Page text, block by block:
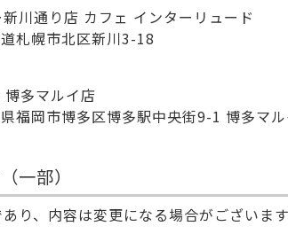
川通り店 カフェ インターリュード
札幌市北区新川3-18
多マルイ店
福岡市博多区博多駅中央街9-1 博多マ
（一部）
り、内容は変更になる場合がございます